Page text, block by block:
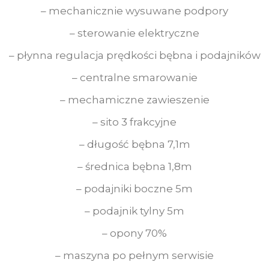
– mechanicznie wysuwane podpory
– sterowanie elektryczne
– płynna regulacja prędkości bębna i podajników
– centralne smarowanie
– mechamiczne zawieszenie
– sito 3 frakcyjne
– długość bębna 7,1m
– średnica bębna 1,8m
– podajniki boczne 5m
– podajnik tylny 5m
– opony 70%
– maszyna po pełnym serwisie